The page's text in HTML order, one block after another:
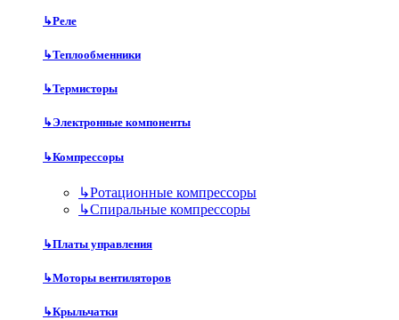
↳Реле
↳Теплообменники
↳Термисторы
↳Электронные компоненты
↳Компрессоры
↳Ротационные компрессоры
↳Спиральные компрессоры
↳Платы управления
↳Моторы вентиляторов
↳Крыльчатки